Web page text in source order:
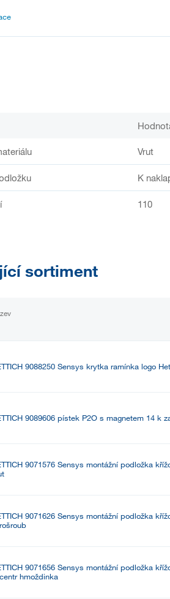
Vrut
K
110
sortiment
9088250 Sensys krytka ramínka logo
9089606 pístek P2O s magnetem 14 k
9071576 Sensys montážní podložka
9071626 Sensys montážní podložka
9071656 Sensys montážní podložka
hmoždinka